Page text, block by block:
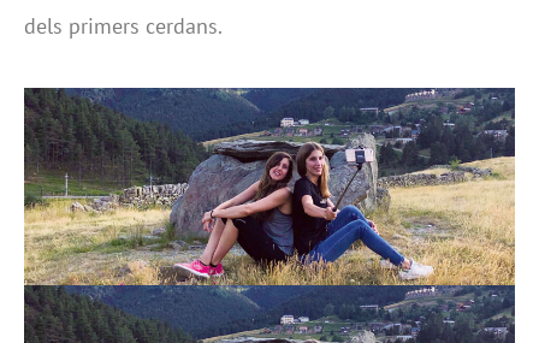
dels primers cerdans.